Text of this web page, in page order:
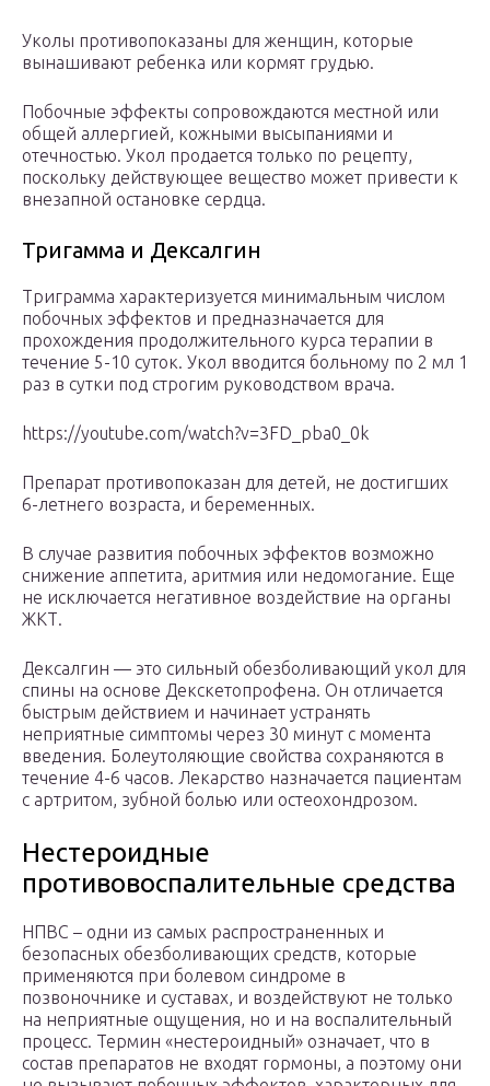
Уколы противопоказаны для женщин, которые
вынашивают ребенка или кормят грудью.
Побочные эффекты сопровождаются местной или
общей аллергией, кожными высыпаниями и
отечностью. Укол продается только по рецепту,
поскольку действующее вещество может привести к
внезапной остановке сердца.
Тригамма и Дексалгин
Триграмма характеризуется минимальным числом
побочных эффектов и предназначается для
прохождения продолжительного курса терапии в
течение 5-10 суток. Укол вводится больному по 2 мл 1
раз в сутки под строгим руководством врача.
https://youtube.com/watch?v=3FD_pba0_0k
Препарат противопоказан для детей, не достигших
6-летнего возраста, и беременных.
В случае развития побочных эффектов возможно
снижение аппетита, аритмия или недомогание. Еще
не исключается негативное воздействие на органы
ЖКТ.
Дексалгин — это сильный обезболивающий укол для
спины на основе Декскетопрофена. Он отличается
быстрым действием и начинает устранять
неприятные симптомы через 30 минут с момента
введения. Болеутоляющие свойства сохраняются в
течение 4-6 часов. Лекарство назначается пациентам
с артритом, зубной болью или остеохондрозом.
Нестероидные
противовоспалительные средства
НПВС – одни из самых распространенных и
безопасных обезболивающих средств, которые
применяются при болевом синдроме в
позвоночнике и суставах, и воздействуют не только
на неприятные ощущения, но и на воспалительный
процесс. Термин «нестероидный» означает, что в
состав препаратов не входят гормоны, а поэтому они